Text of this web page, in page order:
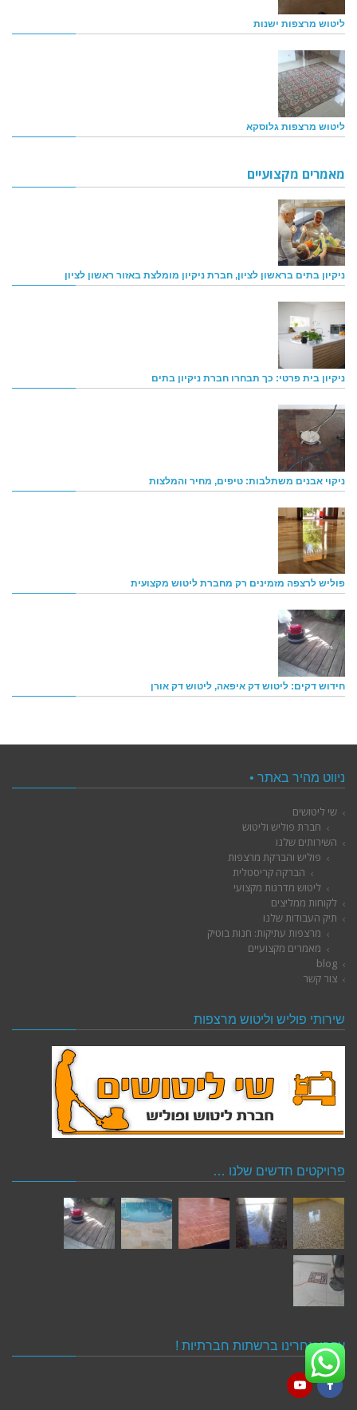
ליטוש מרצפות ישנות
ליטוש מרצפות גלוסקא
מאמרים מקצועיים
ניקיון בתים בראשון לציון, חברת ניקיון מומלצת באזור ראשון לציון
ניקיון בית פרטי: כך תבחרו חברת ניקיון בתים
ניקוי אבנים משתלבות: טיפים, מחיר והמלצות
פוליש לרצפה מזמינים רק מחברת ליטוש מקצועית
חידוש דקים: ליטוש דק איפאה, ליטוש דק אורן
ניווט מהיר באתר •
שי ליטושים
חברת פוליש וליטוש
השירותים שלנו
פוליש והברקת מרצפות
הברקה קריסטלית
ליטוש מדרגות מקצועי
לקוחות ממליצים
תיק העבודות שלנו
מרצפות עתיקות: חנות בוטיק
מאמרים מקצועיים
blog
צור קשר
שירותי פוליש וליטוש מרצפות
פרויקטים חדשים שלנו …
עקבו אחרינו ברשתות חברתיות !